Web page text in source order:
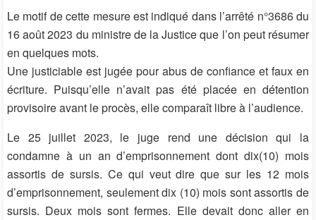
Le motif de cette mesure est indiqué dans l’arrêté n°3686 du
16 août 2023 du ministre de la Justice que l’on peut résumer
en quelques mots.
Une justiciable est jugée pour abus de confiance et faux en
écriture. Puisqu’elle n’avait pas été placée en détention
provisoire avant le procès, elle comparaît libre à l’audience.
Le 25 juillet 2023, le juge rend une décision qui la
condamne à un an d’emprisonnement dont dix(10) mois
assortis de sursis. Ce qui veut dire que sur les 12 mois
d’emprisonnement, seulement dix (10) mois sont assortis de
sursis. Deux mois sont fermes. Elle devait donc aller en